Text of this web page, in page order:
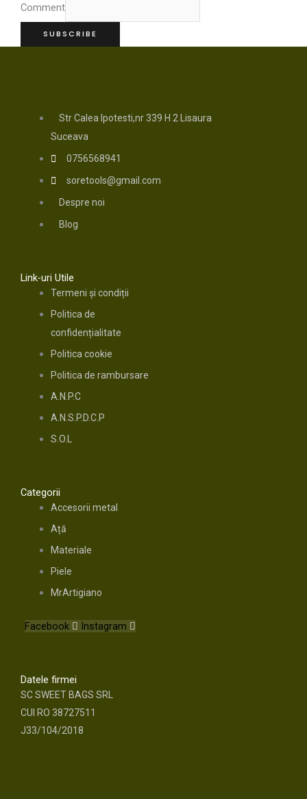
Comment
SUBSCRIBE
Str Calea Ipotesti,nr 339 H 2 Lisaura
Suceava
0756568941
soretools@gmail.com
Despre noi
Blog
Link-uri Utile
Termeni și condiții
Politica de
confidențialitate
Politica cookie
Politica de rambursare
A.N.P.C
A.N.S.P.D.C.P
S.O.L
Categorii
Accesorii metal
Ață
Materiale
Piele
MrArtigiano
Facebook Instagram
Datele firmei
SC SWEET BAGS SRL
CUI RO 38727511
J33/104/2018